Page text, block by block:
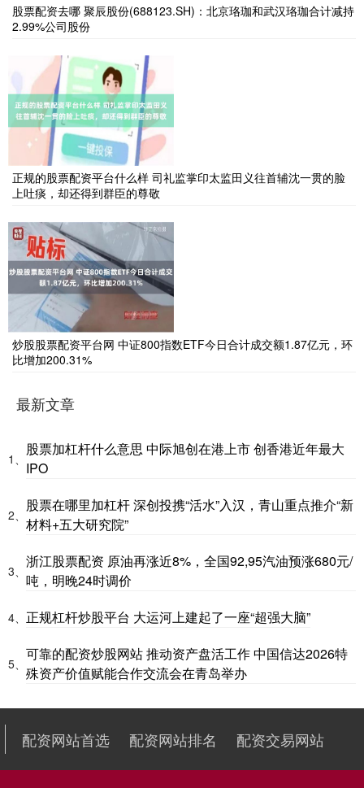
股票配资去哪 聚辰股份(688123.SH)：北京珞珈和武汉珞珈合计减持
2.99%公司股份
正规的股票配资平台什么样 司礼监掌印太监田义往首辅沈一贯的脸
上吐痰，却还得到群臣的尊敬
炒股股票配资平台网 中证800指数ETF今日合计成交额1.87亿元，环
比增加200.31%
最新文章
1、
股票加杠杆什么意思 中际旭创在港上市 创香港近年最大
IPO
2、
股票在哪里加杠杆 深创投携“活水”入汉，青山重点推介“新
材料+五大研究院”
3、
浙江股票配资 原油再涨近8%，全国92,95汽油预涨680元/
吨，明晚24时调价
4、 正规杠杆炒股平台 大运河上建起了一座“超强大脑”
5、
可靠的配资炒股网站 推动资产盘活工作 中国信达2026特
殊资产价值赋能合作交流会在青岛举办
配资网站首选 配资网站排名 配资交易网站